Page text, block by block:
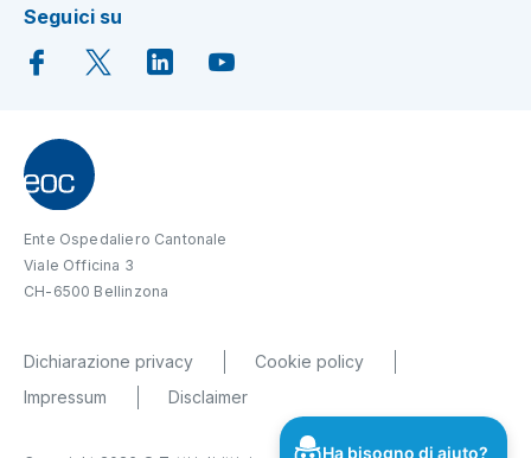
Seguici su
Ente Ospedaliero Cantonale
Viale Officina 3
CH-6500 Bellinzona
Dichiarazione privacy
Cookie policy
Impressum
Disclaimer
Ha bisogno di aiuto?